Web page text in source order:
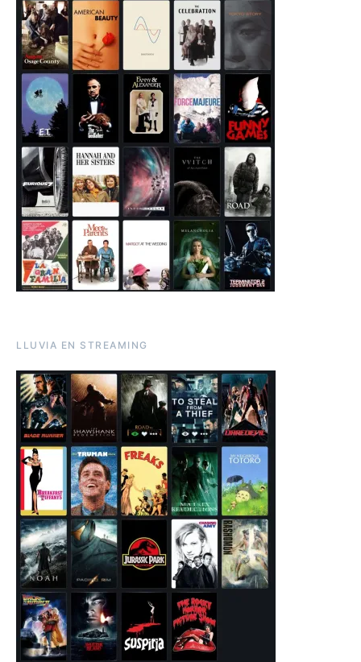
LLUVIA EN STREAMING